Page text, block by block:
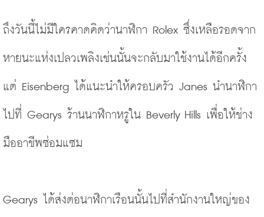
ถึงวันนี้ไม่มีใครคาดคิดว่านาฬิกา Rolex ซึ่งเหลือรอดจาก
หายนะแห่งเปลวเพลิงเช่นนั้นจะกลับมาใช้งานได้อีกครั้ง
แต่ Eisenberg ได้แนะนำให้ครอบครัว Janes นำนาฬิกา
ไปที่ Gearys ร้านนาฬิกาหรูใน Beverly Hills เพื่อให้ช่าง
มืออาชีพซ่อมแซม
Gearys ได้ส่งต่อนาฬิกาเรือนนั้นไปที่สำนักงานใหญ่ของ